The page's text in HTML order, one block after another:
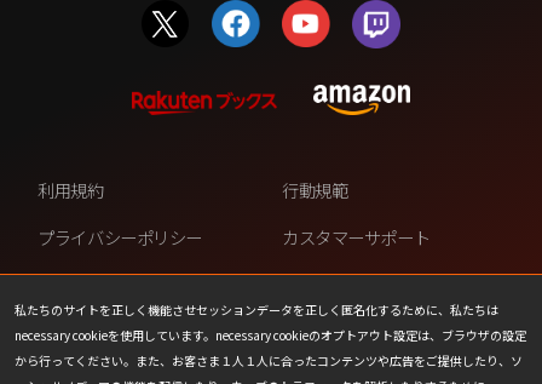
私たちのサイトを正しく機能させセッションデータを正しく匿名化するために、私たちは
necessary cookieを使用しています。necessary cookieのオプトアウト設定は、ブラウザの設定
から行ってください。また、お客さま１人１人に合ったコンテンツや広告をご提供したり、ソ
利用規約
行動規範
プライバシーポリシー
カスタマーサポート
ファンコンテンツ・ポリシー
個人情報の販売や共有を許可し
ない
COOKIE
プレスリリース